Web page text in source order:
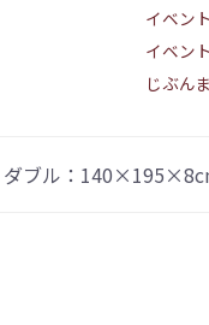
イベント
イベント
じぶん
ブル：